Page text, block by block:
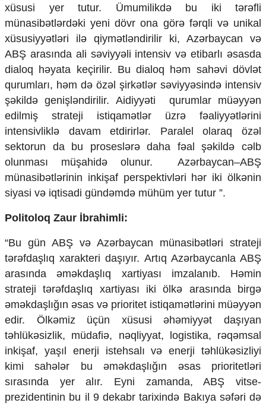
xüsusi yer tutur. Ümumilikdə bu iki tərəfli
münasibətlərdəki yeni dövr ona görə fərqli və unikal
xüsusiyyətləri ilə qiymətləndirilir ki, Azərbaycan və
ABŞ arasında ali səviyyəli intensiv və etibarlı əsasda
dialoq həyata keçirilir. Bu dialoq həm sahəvi dövlət
qurumları, həm də özəl şirkətlər səviyyəsində intensiv
şəkildə genişləndirilir. Aidiyyəti qurumlar müəyyən
edilmiş strateji istiqamətlər üzrə fəaliyyətlərini
intensivliklə davam etdirirlər. Paralel olaraq özəl
sektorun da bu proseslərə daha fəal şəkildə cəlb
olunması müşahidə olunur. Azərbaycan–ABŞ
münasibətlərinin inkişaf perspektivləri hər iki ölkənin
siyasi və iqtisadi gündəmdə mühüm yer tutur ”.
Politoloq Zaur İbrahimli:
“Bu gün ABŞ və Azərbaycan münasibətləri strateji
tərəfdaşlıq xarakteri daşıyır. Artıq Azərbaycanla ABŞ
arasında əməkdaşlıq xartiyası imzalanıb. Həmin
strateji tərəfdaşlıq xartiyası iki ölkə arasında birgə
əməkdaşlığın əsas və prioritet istiqamətlərini müəyyən
edir. Ölkəmiz üçün xüsusi əhəmiyyət daşıyan
təhlükəsizlik, müdafiə, nəqliyyat, logistika, rəqəmsal
inkişaf, yaşıl enerji istehsalı və enerji təhlükəsizliyi
kimi sahələr bu əməkdaşlığın əsas prioritetləri
sırasında yer alır. Eyni zamanda, ABŞ vitse-
prezidentinin bu il 9 dekabr tarixində Bakıya səfəri də